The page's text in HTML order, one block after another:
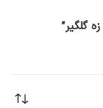
گلگیر”